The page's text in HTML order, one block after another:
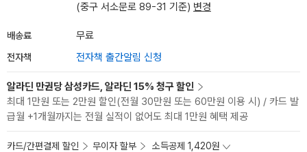
(중구 서소문로 89-31 기준) 변경
배송료 무료
전자책 전자책 출간알림 신청
알라딘 만권당 삼성카드, 알라딘 15% 청구 할인
최대 1만원 또는 2만원 할인(전월 30만원 또는 60만원 이용 시) / 카드 발
급월 +1개월까지는 전월 실적이 없어도 최대 1만원 혜택 제공
카드/간편결제 할인 무이자 할부 소득공제 1,420원